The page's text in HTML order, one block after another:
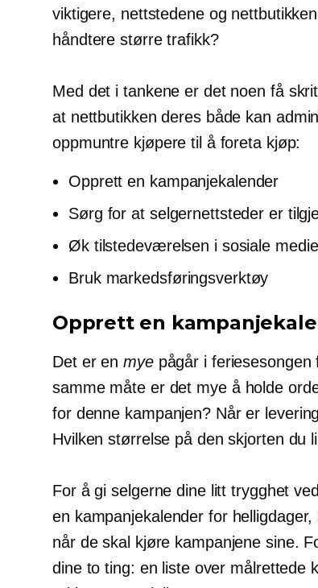
viktigere, nettstedene og
håndtere større trafikk?
Med det i tankene er det noen få
at nettbutikken deres både kan
oppmuntre kjøpere til å foreta kjøp:
Opprett en kampanjekalender
Sørg for at selgernettsteder er
Øk tilstedeværelsen i sosiale
Bruk markedsføringsverktøy
Opprett en
Det er en myepågår i feriesesongen
samme måte er det mye å holde
for denne kampanjen? Når er
Hvilken størrelse på den skjorten du
For å gi selgerne dine litt trygghet
en kampanjekalender for
når de skal kjøre kampanjene sine.
dine to ting: en liste over målrettede